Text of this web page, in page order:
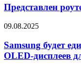
1A2
Huawei
BE7
с
Fi
7
Представлен
Samsung
единственным
поставщиком
OLED-
09.08.2025
Samsung будет
OLED-дисплеев